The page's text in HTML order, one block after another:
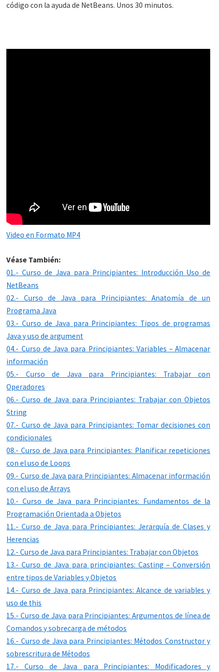
código con la ayuda de NetBeans. Unos 30 minutos.
Video en Formato MP4
Véase También:
01.- Curso de Java para Principiantes: Introducción Uso de
NetBeans
02.- Curso de Java para Principiantes: Anatomía de un
Programa Java
03.- Curso de Java para Principiantes: Tipos de programas
Java y uso de argument
04.- Curso de Java para Principiantes: Variables – Almacenar
información
05.- Curso de Java para Principiantes: Trabajar con
Operadores
06.- Curso de Java para Principiantes: Trabajar con Objetos
String
07.- Curso de Java para Principiantes: Tomar decisiones con
condicionales
08.- Curso de Java para Principiantes: Planificar repeticiones
con el uso de Loops
09.- Curso de Java para Principiantes: Almacenar información
con el uso de Arrays
10.- Curso de Java para Principiantes: Fundamentos de la
Programación Orientada a Objetos
11.- Curso de Java para Principiantes: Jerarquía de Clases y
Herencias
12.- Curso de Java para Principiantes: Trabajar con Objetos
13.- Curso de Java para principiantes: Casting – Conversión
entre tipos de Variables y Objetos
14.- Curso de Java para Principiantes: Alcance de variables y
uso de this
15.- Curso de Java para Principiantes: Argumentos de línea de
Comandos y sobrecarga de métodos
16.- Curso de Java para Principiantes: Métodos Constructor y
sobrescritura de Métodos
17.- Curso de Java para Principiantes: Modificadores y